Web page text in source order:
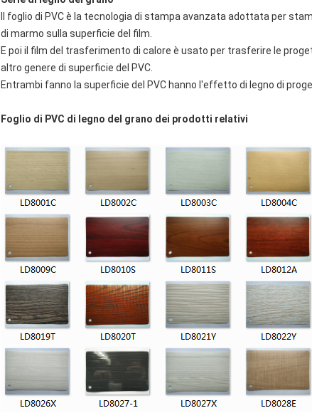
Il foglio di PVC è la tecnologia di stampa avanzata adottata per
di marmo sulla superficie del film.
E poi il film del trasferimento di calore è usato per trasferire le
altro genere di superficie del PVC.
Entrambi fanno la superficie del PVC hanno l'effetto di legno di
Foglio di PVC di legno del grano dei prodotti relativi